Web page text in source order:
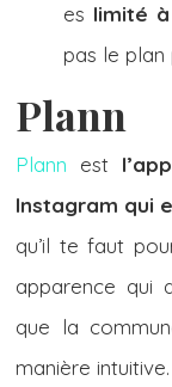
es limité
pas le plan
Plann
Plann est
Instagram qui
qu’il te faut
apparence qui
que la
manière intuitive.